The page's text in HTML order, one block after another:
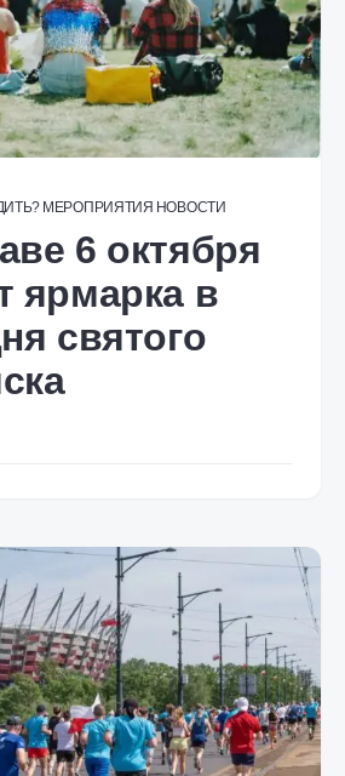
МЕРОПРИЯТИЯ НОВОСТИ
6 октября
ярмарка в
святого